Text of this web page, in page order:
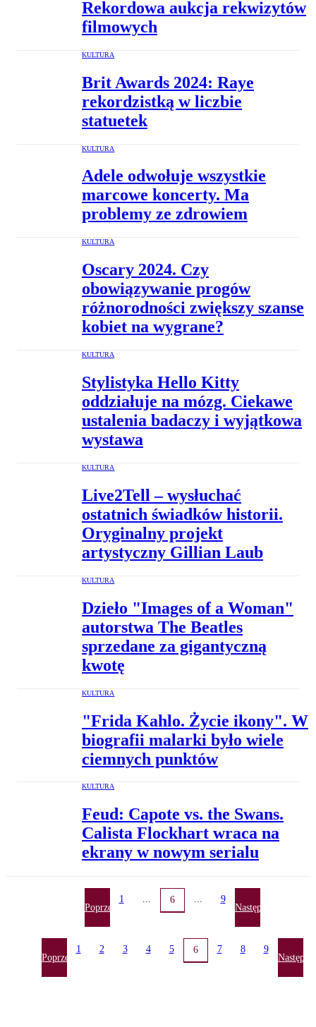
Rekordowa aukcja rekwizytów
filmowych
KULTURA
Brit Awards 2024: Raye
rekordzistką w liczbie
statuetek
KULTURA
Adele odwołuje wszystkie
marcowe koncerty. Ma
problemy ze zdrowiem
KULTURA
Oscary 2024. Czy
obowiązywanie progów
różnorodności zwiększy szanse
kobiet na wygrane?
KULTURA
Stylistyka Hello Kitty
oddziałuje na mózg. Ciekawe
ustalenia badaczy i wyjątkowa
wystawa
KULTURA
Live2Tell – wysłuchać
ostatnich świadków historii.
Oryginalny projekt
artystyczny Gillian Laub
KULTURA
Dzieło "Images of a Woman"
autorstwa The Beatles
sprzedane za gigantyczną
kwotę
KULTURA
"Frida Kahlo. Życie ikony". W
biografii malarki było wiele
ciemnych punktów
KULTURA
Feud: Capote vs. the Swans.
Calista Flockhart wraca na
ekrany w nowym serialu
Poprzednia
1 ... 6 ... 9
Następna
Poprzednia
1 2 3 4 5 6 7 8 9
Następna